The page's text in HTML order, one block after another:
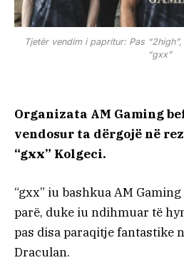
Tjetër vendim i papritur: Pas
“gxx”
Organizata AM Gaming
vendosur ta dërgojë në
“gxx” Kolgeci.
“gxx” iu bashkua AM
parë, duke iu ndihmuar të
pas disa paraqitje fantastike
Draculan.